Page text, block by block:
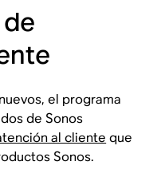
el programa
de Sonos
al cliente que
Sonos.